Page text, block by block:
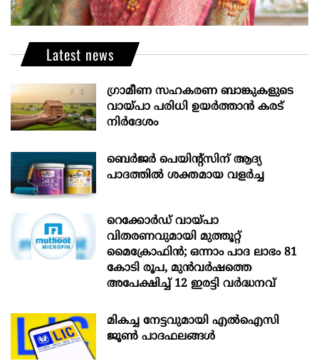
Latest news
ഗ്രാമീണ സഹകരണ ബാങ്കുകളുടെ
വായ്പാ പരിധി ഉയർത്താൻ കരട്
നിർദേശം
ബെർജർ പെയിന്റ്സിന് ആദ്യ
പാദത്തിൽ ശക്തമായ വളർച്ച
റെക്കോർഡ് വായ്പാ
വിതരണവുമായി മുത്തൂറ്റ്
മൈക്രോഫിൻ; ഒന്നാം പാദ ലാഭം 81
കോടി രൂപ, മുൻവർഷത്തെ
അപേക്ഷിച്ച് 12 ഇരട്ടി വർദ്ധനവ്
മികച്ച നേട്ടവുമായി എൽഐസി
ജൂൺ പാദഫലങ്ങൾ